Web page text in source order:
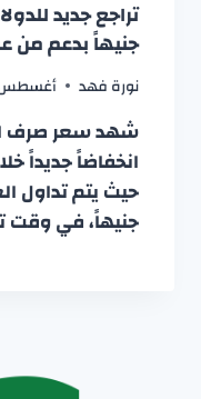
جنيهاً بدعم من
نورة فهد أغسطس 7,
شهد سعر صرف
انخفاضاً جديداً
جنيهاً، في